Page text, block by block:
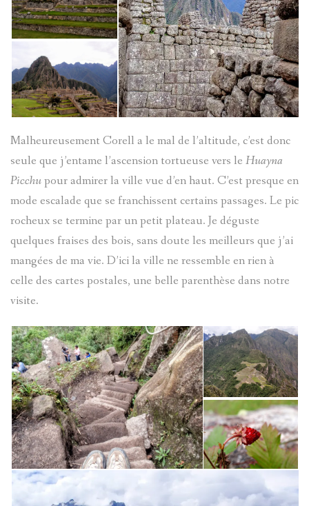
Malheureusement Corell a le mal de l’altitude, c’est donc
seule que j’entame l’ascension tortueuse vers le Huayna
Picchupour admirer la ville vue d’en haut. C’est presque en
mode escalade que se franchissent certains passages. Le pic
rocheux se termine par un petit plateau. Je déguste
quelques fraises des bois, sans doute les meilleurs que j’ai
mangées de ma vie. D’ici la ville ne ressemble en rien à
celle des cartes postales, une belle parenthèse dans notre
visite.